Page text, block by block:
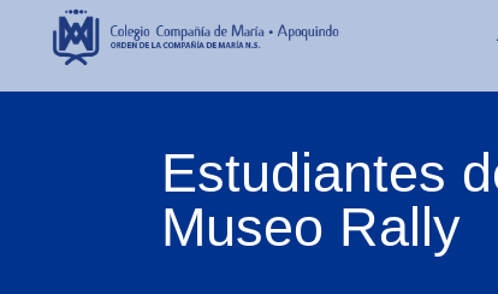
Estudiantes
Museo Rally